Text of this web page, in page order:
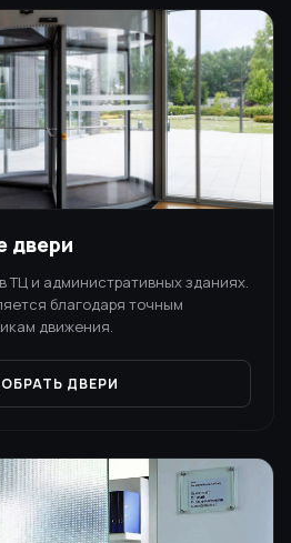
двери
ТЦ и административных зданиях.
благодаря точным
движения.
ДВЕРИ